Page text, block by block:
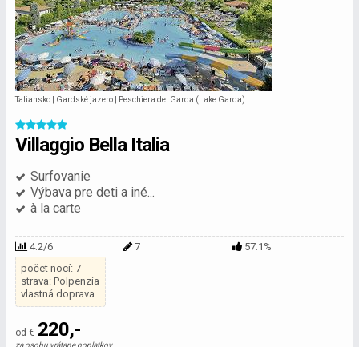
Taliansko | Gardské jazero | Peschiera del Garda (Lake Garda)
Villaggio Bella Italia
Surfovanie
Výbava pre deti a iné...
à la carte
4.2/6 7
57.1%
počet nocí: 7
strava: Polpenzia
vlastná doprava
od € 220,-
za osobu vrátane poplatkov